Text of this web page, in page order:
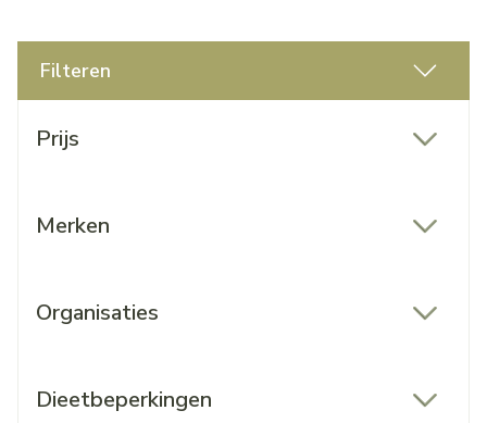
Filteren
Prijs
Merken
Organisaties
Dieetbeperkingen